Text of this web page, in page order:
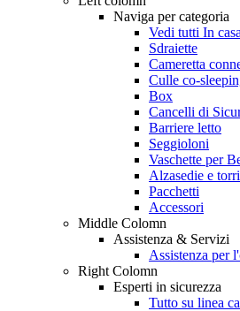
Naviga per categoria
Vedi tutti In casa
Sdraiette
Cameretta
Culle co-
Box
Cancelli di
Barriere letto
Seggioloni
Vaschette per
Alzasedie e
Pacchetti
Accessori
Middle Colomn
Assistenza & Servizi
Assistenza per
Right Colomn
Esperti in sicurezza
Tutto su linea